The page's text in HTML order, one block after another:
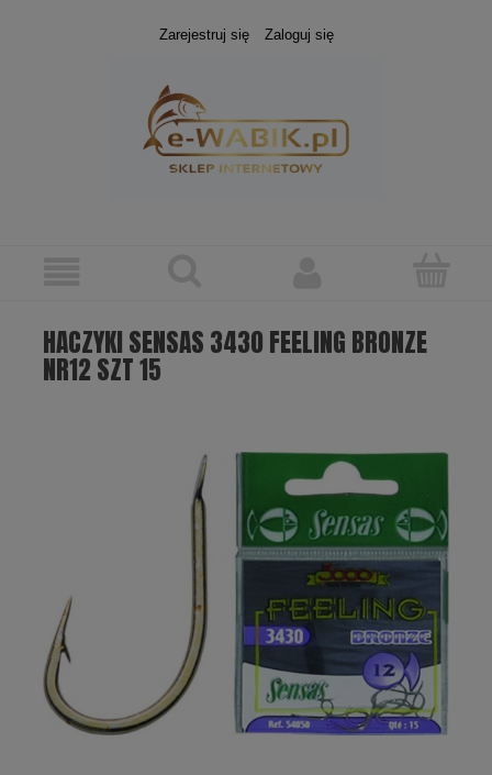
Zarejestruj się Zaloguj się
HACZYKI SENSAS 3430 FEELING BRONZE
NR12 SZT 15